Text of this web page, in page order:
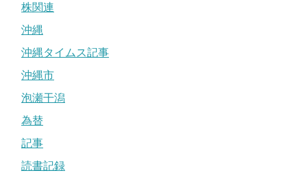
株関連
沖縄
沖縄タイムス記事
沖縄市
泡瀬干潟
為替
記事
読書記録